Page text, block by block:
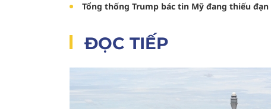
Tổng thống Trump bác tin Mỹ đang thiếu
ĐỌC TIẾP